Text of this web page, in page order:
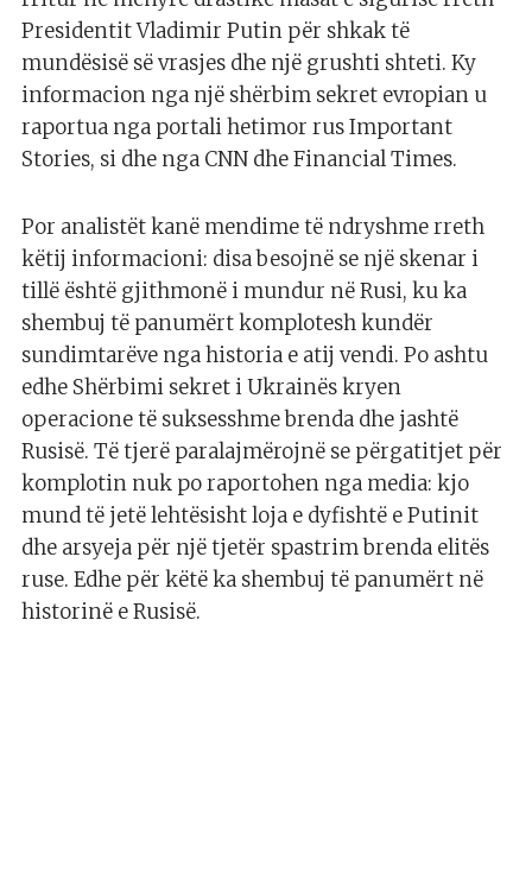
Presidentit Vladimir Putin për shkak të
mundësisë së vrasjes dhe një grushti shteti. Ky
informacion nga një shërbim sekret evropian u
raportua nga portali hetimor rus Important
Stories, si dhe nga CNN dhe Financial Times.
Por analistët kanë mendime të ndryshme rreth
këtij informacioni: disa besojnë se një skenar i
tillë është gjithmonë i mundur në Rusi, ku ka
shembuj të panumërt komplotesh kundër
sundimtarëve nga historia e atij vendi. Po ashtu
edhe Shërbimi sekret i Ukrainës kryen
operacione të suksesshme brenda dhe jashtë
Rusisë. Të tjerë paralajmërojnë se përgatitjet për
komplotin nuk po raportohen nga media: kjo
mund të jetë lehtësisht loja e dyfishtë e Putinit
dhe arsyeja për një tjetër spastrim brenda elitës
ruse. Edhe për këtë ka shembuj të panumërt në
historinë e Rusisë.